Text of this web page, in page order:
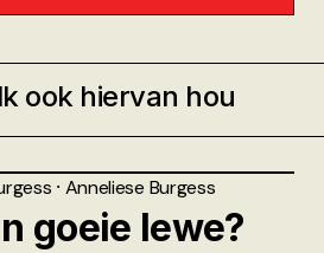
ook hiervan hou
⸱ Anneliese Burgess
goeie lewe?